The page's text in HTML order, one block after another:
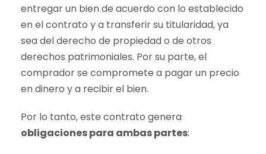
entregar un bien de acuerdo con lo establecido
en el contrato y a transferir su titularidad, ya
sea del derecho de propiedad o de otros
derechos patrimoniales. Por su parte, el
comprador se compromete a pagar un precio
en dinero y a recibir el bien.
Por lo tanto, este contrato genera
obligaciones para ambas partes: